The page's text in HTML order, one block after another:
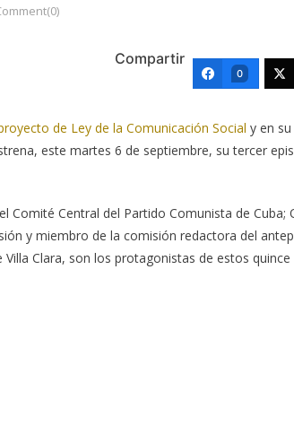
Compartir
0
de Ley de la Comunicación Social y en
este martes 6 de septiembre, su tercer
Central del Partido Comunista de Cuba;
y miembro de la comisión redactora del
Villa Clara, son los protagonistas de estos